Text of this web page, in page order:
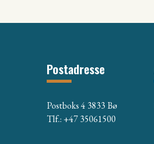
Postadresse
Postboks 4 3833 Bø
Tlf.: +47 35061500